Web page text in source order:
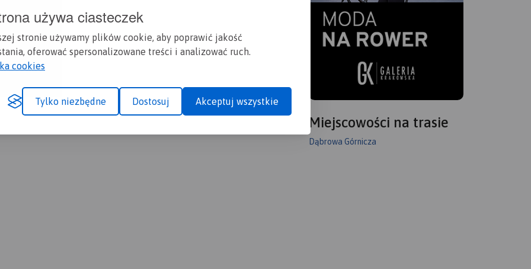
używa ciasteczek
stronie używamy plików cookie, aby poprawić jakość
oferować spersonalizowane treści i analizować ruch.
cookies
Tylko niezbędne Dostosuj Akceptuj wszystkie
Miejscowości na trasie
Dąbrowa Górnicza